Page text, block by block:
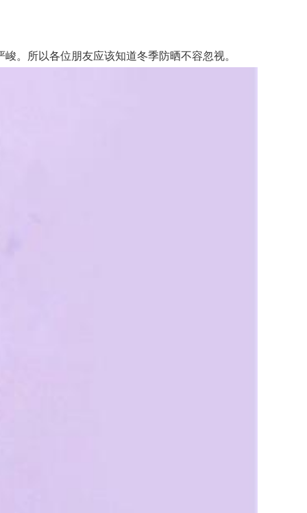
所以各位朋友应该知道冬季防晒不容忽视。